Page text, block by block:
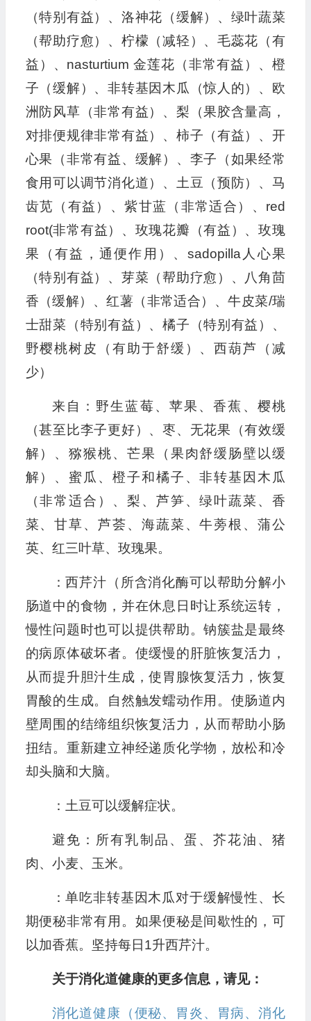
（特别有益）、洛神花（缓解）、绿叶蔬菜
（帮助疗愈）、柠檬（减轻）、毛蕊花（有
益）、nasturtium 金莲花（非常有益）、橙
子（缓解）、非转基因木瓜（惊人的）、欧
洲防风草（非常有益）、梨（果胶含量高，
对排便规律非常有益）、柿子（有益）、开
心果（非常有益、缓解）、李子（如果经常
食用可以调节消化道）、土豆（预防）、马
齿苋（有益）、紫甘蓝（非常适合）、red
root(非常有益）、玫瑰花瓣（有益）、玫瑰
果（有益，通便作用）、sadopilla人心果
（特别有益）、芽菜（帮助疗愈）、八角茴
香（缓解）、红薯（非常适合）、牛皮菜/瑞
士甜菜（特别有益）、橘子（特别有益）、
野樱桃树皮（有助于舒缓）、西葫芦（减
少）
来自：野生蓝莓、苹果、香蕉、樱桃
（甚至比李子更好）、枣、无花果（有效缓
解）、猕猴桃、芒果（果肉舒缓肠壁以缓
解）、蜜瓜、橙子和橘子、非转基因木瓜
（非常适合）、梨、芦笋、绿叶蔬菜、香
菜、甘草、芦荟、海蔬菜、牛蒡根、蒲公
英、红三叶草、玫瑰果。
：西芹汁（所含消化酶可以帮助分解小
肠道中的食物，并在休息日时让系统运转，
慢性问题时也可以提供帮助。钠簇盐是最终
的病原体破坏者。使缓慢的肝脏恢复活力，
从而提升胆汁生成，使胃腺恢复活力，恢复
胃酸的生成。自然触发蠕动作用。使肠道内
壁周围的结缔组织恢复活力，从而帮助小肠
扭结。重新建立神经递质化学物，放松和冷
却头脑和大脑。
：土豆可以缓解症状。
避免：所有乳制品、蛋、芥花油、猪
肉、小麦、玉米。
：单吃非转基因木瓜对于缓解慢性、长
期便秘非常有用。如果便秘是间歇性的，可
以加香蕉。坚持每日1升西芹汁。
关于消化道健康的更多信息，请见：
消化道健康（便秘、胃炎、胃病、消化